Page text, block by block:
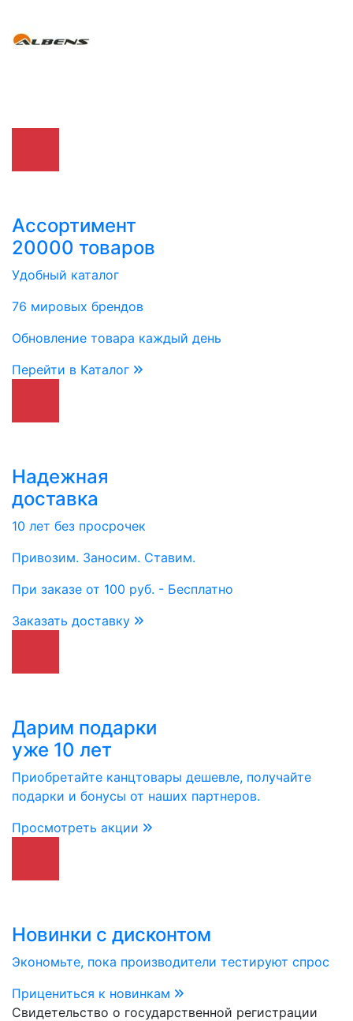
Ассортимент
20000 товаров
Удобный каталог
76 мировых брендов
Обновление товара каждый день
Перейти в Каталог
Надежная
доставка
10 лет без просрочек
Привозим. Заносим. Ставим.
При заказе от 100 руб. - Бесплатно
Заказать доставку
Дарим подарки
уже 10 лет
Приобретайте канцтовары дешевле, получайте
подарки и бонусы от наших партнеров.
Просмотреть акции
Новинки с дисконтом
Экономьте, пока производители тестируют спрос
Прицениться к новинкам
Свидетельство о государственной регистрации